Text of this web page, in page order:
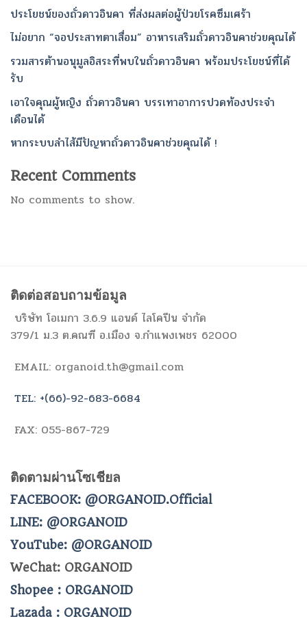
ประโยชน์ของถั่วดาวอินคา ที่ส่งผลต่อผู้ป่วยโรคซึมเศร้า
ไม่อยาก “จอประสาทตาเสื่อม” อาหารเสริมถั่วดาวอินคาช่วยคุณได้
รวมสารต้านอนุมูลอิสระที่พบในถั่วดาวอินคา พร้อมประโยชน์ที่ได้
รับ
เอาใจคุณผู้หญิง ถั่วดาวอินคา บรรเทาอาการปวดท้องประจำ
เดือนได้
หากระบบลำไส้มีปัญหาถั่วดาวอินคาช่วยคุณได้ !
Recent Comments
No comments to show.
ติดต่อสอบถามข้อมูล
บริษัท โอเมกา 3.6.9 แอนด์ ไลโคปีน จำกัด
379/1 ม.3 ต.คณฑี อ.เมือง จ.กำแพงเพชร 62000
EMAIL: organoid.th@gmail.com
TEL: +(66)-92-683-6684
FAX: 055-867-729
ติดตามผ่านโซเชียล
FACEBOOK: @ORGANOID.Official
LINE: @ORGANOID
YouTube: @ORGANOID
WeChat: ORGANOID
Shopee : ORGANOID
Lazada : ORGANOID